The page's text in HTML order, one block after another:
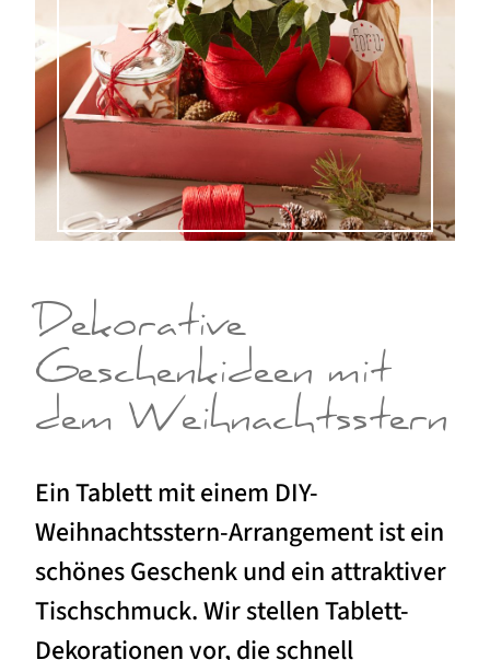
Dekorative
Geschenkideen mit
dem Weihnachtsstern
Ein Tablett mit einem DIY-
Weihnachtsstern-Arrangement ist ein
schönes Geschenk und ein attraktiver
Tischschmuck. Wir stellen Tablett-
Dekorationen vor, die schnell